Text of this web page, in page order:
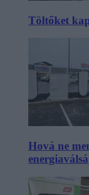
Töltőket
Hová ne